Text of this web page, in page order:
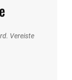
Vereiste